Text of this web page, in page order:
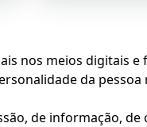
nos meios digitais e
da pessoa
de informação, de